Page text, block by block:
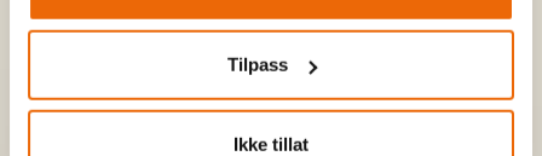
Tilpass
Ikke tillat
tid afmelde dig.